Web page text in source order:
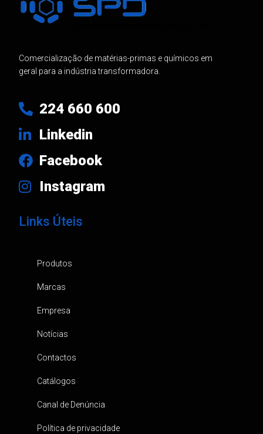
Comercialização de matérias-primas e químicos em
geral para a indústria transformadora.
224 660 600
Linkedin
Facebook
Instagram
Links Úteis
Produtos
Marcas
Empresa
Notícias
Contactos
Catálogos
Canal de Denúncia
Política de privacidade